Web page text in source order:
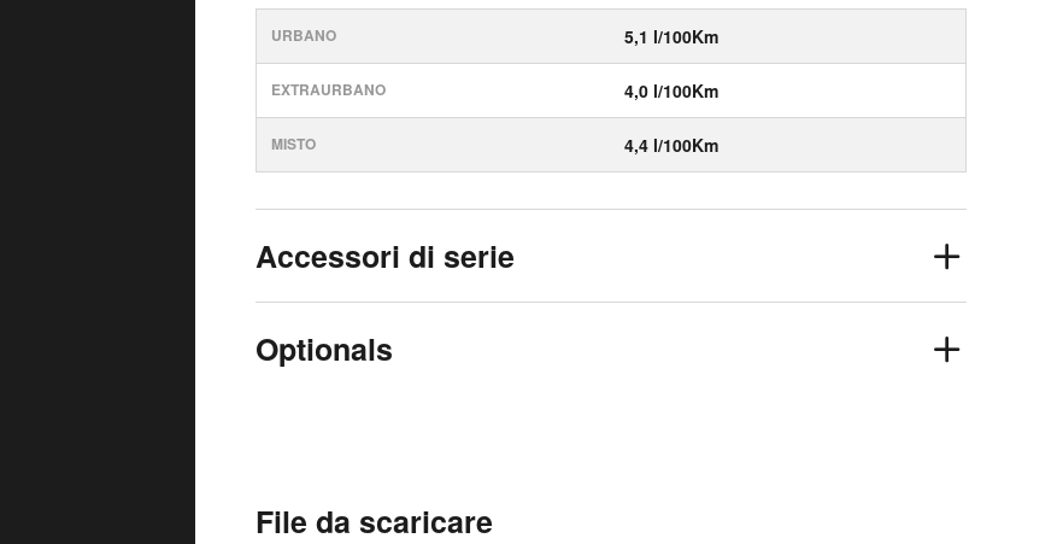
URBANO 5,1 l/100Km
EXTRAURBANO 4,0 l/100Km
MISTO 4,4 l/100Km
Accessori di serie
Optionals
File da scaricare